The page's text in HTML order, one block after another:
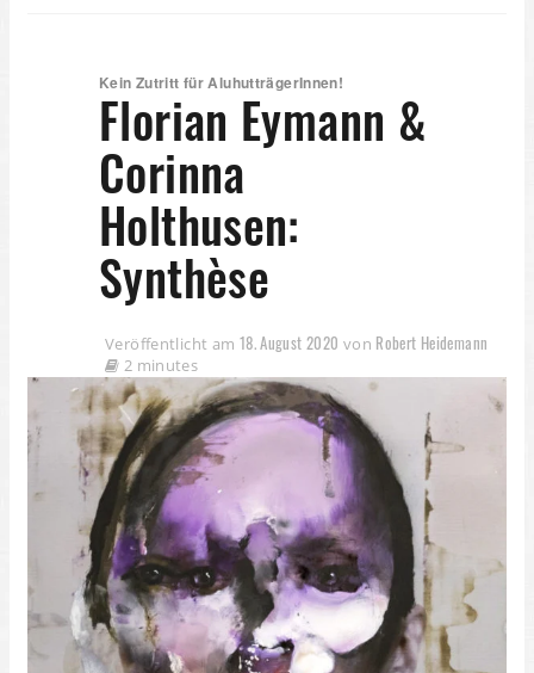
Kein Zutritt für AluhutträgerInnen!
Florian Eymann &
Corinna
Holthusen:
Synthèse
Veröffentlicht am 18. August 2020 von Robert Heidemann
2 minutes